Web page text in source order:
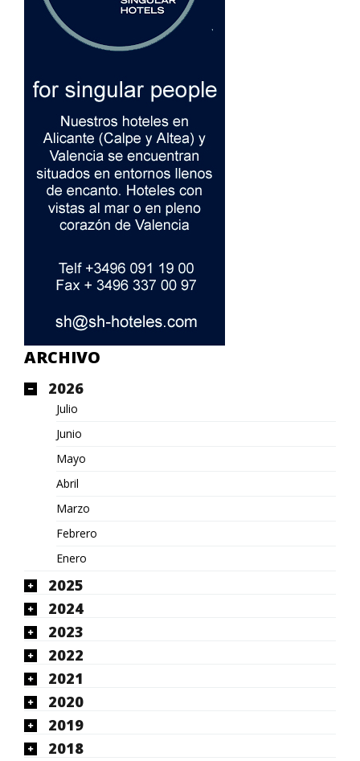
ARCHIVO
2026
Julio
Junio
Mayo
Abril
Marzo
Febrero
Enero
2025
2024
2023
2022
2021
2020
2019
2018